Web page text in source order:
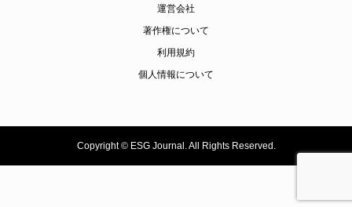
運営会社
著作権について
利用規約
個人情報について
Copyright ©ESG Journal. All Rights Reserved.